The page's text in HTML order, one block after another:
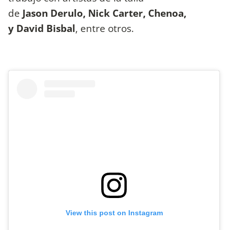
de Jason Derulo, Nick Carter, Chenoa,
y David Bisbal, entre otros.
View this post on Instagram